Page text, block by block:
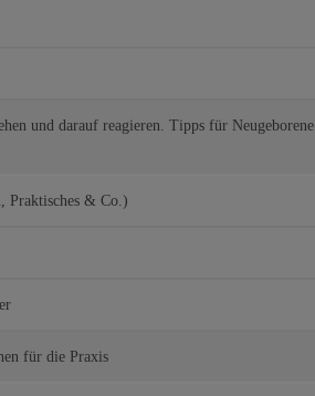
und darauf reagieren. Tipps für Neugeborene
Praktisches & Co.)
für die Praxis